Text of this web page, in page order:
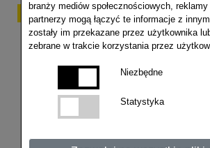
branży mediów społecznościowych,
partnerzy mogą łączyć te informacje z
zostały im przekazane przez użytkownika
zebrane w trakcie korzystania przez
Niezbędne
Statystyka
Rzepak -
ochrona
01:22 Zagrożenie ze strony chorób
rzepaku –prof. Marek Korbas, Instytut
Roślin - PIB w Poznaniu 30:02
fungicydowa rzepaku ozimego – dr